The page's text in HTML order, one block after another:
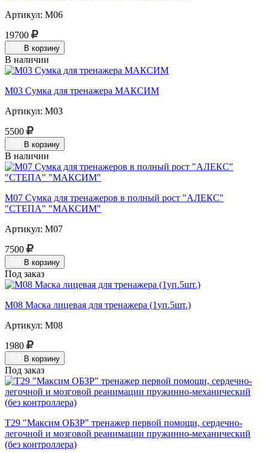
Артикул: М06
19700
В корзину
В наличии
М03 Сумка для тренажера МАКСИМ
Артикул: М03
5500
В корзину
В наличии
М07 Сумка для тренажеров в полный рост "АЛЕКС"
"СТЕПА" "МАКСИМ"
Артикул: М07
7500
В корзину
Под заказ
М08 Маска лицевая для тренажера (1уп.5шт.)
Артикул: М08
1980
В корзину
Под заказ
Т29 "Максим ОБЗР" тренажер первой помощи, сердечно-
легочной и мозговой реанимации пружинно-механический
(без контроллера)